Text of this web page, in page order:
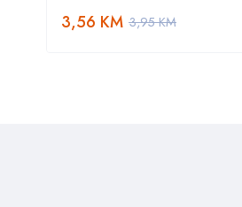
3,95KM
3,56 KM